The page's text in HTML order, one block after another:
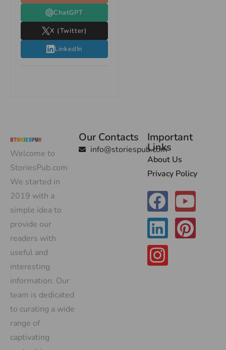
ChatGPT
X (Twitter)
LinkedIn
Welcome to
StoriesPub.com
We started in
2019 with a
simple idea to
provide our
readers with
useful and
interesting
information. Our
team is dedicated
to curating a wide
range of
captivating
Our Contacts
info@storiespub.com
Important
Links
About Us
Privacy Policy